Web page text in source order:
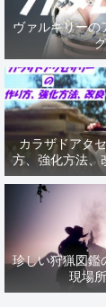
ヴァルキリーの
カラザドアク
方、強化方法、
とめ【黒い砂漠
珍しい狩猟図鑑
現場